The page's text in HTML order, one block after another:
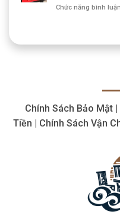
Chức năng bình
Chính Sách Bảo Mật
Tiền | Chính Sách Vận